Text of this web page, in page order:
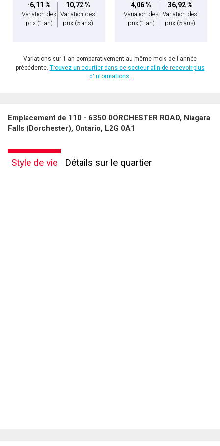
-6,11 %
Variation des
prix (1 an)
10,72 %
Variation des
prix (5 ans)
4,06 %
Variation des
prix (1 an)
36,92 %
Variation des
prix (5 ans)
Variations sur 1 an comparativement au même mois de l'année
précédente. Trouvez un courtier dans ce secteur afin de recevoir plus
d'informations.
Emplacement de 110 - 6350 DORCHESTER ROAD, Niagara
Falls (Dorchester), Ontario, L2G 0A1
Style de vie Détails sur le quartier